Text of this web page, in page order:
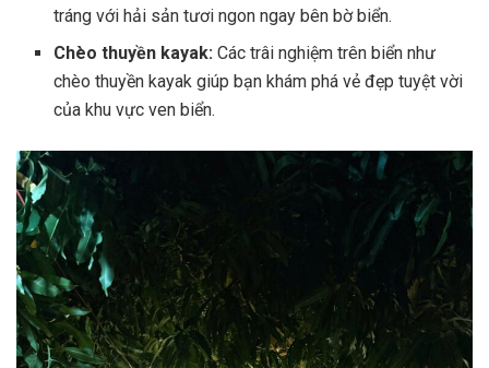
tráng với hải sản tươi ngon ngay bên bờ biển.
Chèo thuyền kayak: Các trâi nghiệm trên biển như
chèo thuyền kayak giúp bạn khám phá vẻ đẹp tuyệt vời
của khu vực ven biển.